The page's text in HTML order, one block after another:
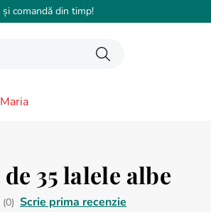
și comandă din timp!
35 lalele albe
(0) Scrie prima recenzie